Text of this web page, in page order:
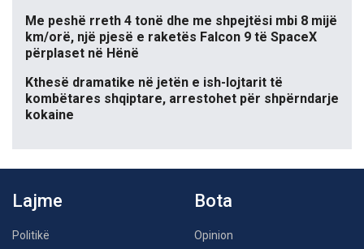
Me peshë rreth 4 tonë dhe me shpejtësi mbi 8 mijë
km/orë, një pjesë e raketës Falcon 9 të SpaceX
përplaset në Hënë
Kthesë dramatike në jetën e ish-lojtarit të
kombëtares shqiptare, arrestohet për shpërndarje
kokaine
Lajme
Politikë
Bota
Opinion